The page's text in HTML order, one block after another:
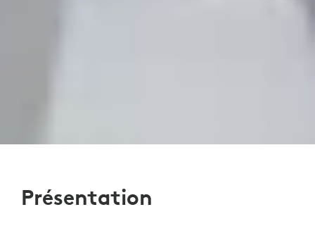
Présentation